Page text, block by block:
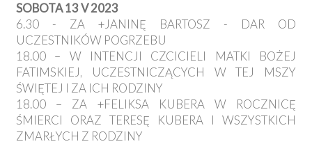
SOBOTA 13 V 2023
6.30 - ZA +JANINĘ BARTOSZ - DAR OD
UCZESTNIKÓW POGRZEBU
18.00 – W INTENCJI CZCICIELI MATKI BOŻEJ
FATIMSKIEJ, UCZESTNICZĄCYCH W TEJ MSZY
ŚWIĘTEJ I ZA ICH RODZINY
18.00 – ZA +FELIKSA KUBERA W ROCZNICĘ
ŚMIERCI ORAZ TERESĘ KUBERA I WSZYSTKICH
ZMARŁYCH Z RODZINY